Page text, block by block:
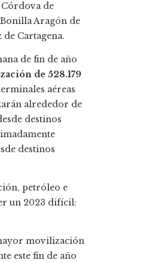
Córdova de
Aragón de
de Cartagena.
de fin de año
de 528.179
aéreas
alrededor de
destinos
destinos
petróleo e
un 2023 difícil:
movilización
este fin de año